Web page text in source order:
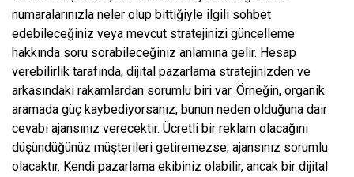
numaralarınızla neler olup bittiğiyle ilgili sohbet
edebileceğiniz veya mevcut stratejinizi güncelleme
hakkında soru sorabileceğiniz anlamına gelir. Hesap
verebilirlik tarafında, dijital pazarlama stratejinizden ve
arkasındaki rakamlardan sorumlu biri var. Örneğin, organik
aramada güç kaybediyorsanız, bunun neden olduğuna dair
cevabı ajansınız verecektir. Ücretli bir reklam olacağını
düşündüğünüz müşterileri getiremezse, ajansınız sorumlu
olacaktır. Kendi pazarlama ekibiniz olabilir, ancak bir dijital